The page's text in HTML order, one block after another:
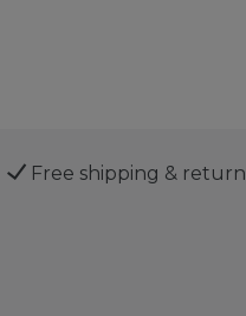
Free shipping & return